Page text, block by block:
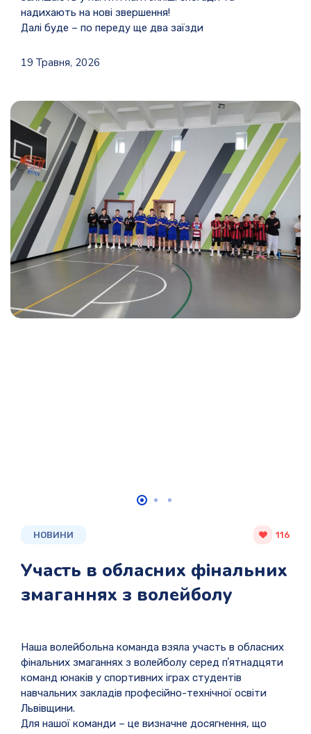
надихають на нові звершення!
Далі буде – по переду ще два заїзди
19 Травня, 2026
НОВИНИ 116
Участь в обласних фінальних
змаганнях з волейболу
Наша волейбольна команда взяла участь в обласних
фінальних змаганнях з волейболу серед пʼятнадцяти
команд юнаків у спортивних іграх студентів
навчальних закладів професійно-технічної освіти
Львівщини.
Для нашої команди – це визначне досягнення, що